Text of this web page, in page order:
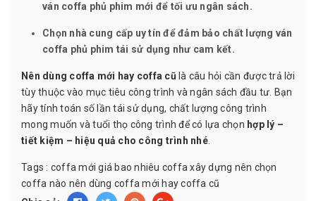
ván coffa phủ phim mới để tối ưu ngân sách.
Chọn nhà cung cấp uy tín để đảm bảo chất lượng ván
coffa phủ phim tái sử dụng như cam kết.
Nên dùng coffa mới hay coffa cũ là câu hỏi cần được trả lời
tùy thuộc vào mục tiêu công trình và ngân sách đầu tư. Bạn
hãy tính toán số lần tái sử dụng, chất lượng công trình
mong muốn và tuổi thọ công trình để có lựa chọn hợp lý –
tiết kiệm – hiệu quả cho công trình nhé.
Tags : coffa mới giá bao nhiêu coffa xây dựng nên chọn
coffa nào nên dùng coffa mới hay coffa cũ